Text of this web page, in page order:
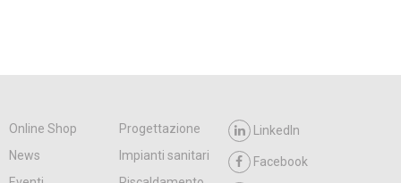
Online Shop
Progettazione
News
Impianti sanitari
LinkedIn
Facebook